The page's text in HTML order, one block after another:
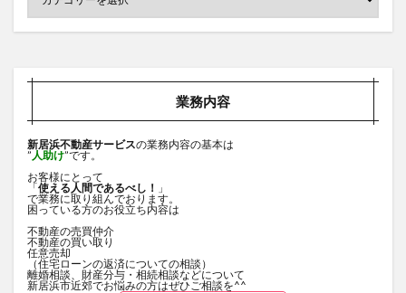
業務内容
新居浜不動産サービスの業務内容の基本は
”人助け”です。
お客様にとって
「使える人間であるべし！ 」
で業務に取り組んでおります。
困っている方のお役立ち内容は
不動産の売買仲介
不動産の買い取り
任意売却
（住宅ローンの返済についての相談）
離婚相談、財産分与・相続相談などについて
新居浜市近郊でお悩みの方はぜひご相談を^^